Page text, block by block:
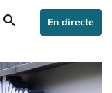
search En directe